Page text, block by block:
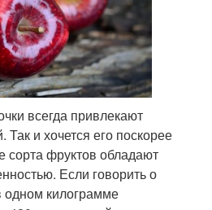
всегда привлекают
и хочется его поскорее
сорта фруктов обладают
Если говорить о
одном килограмме